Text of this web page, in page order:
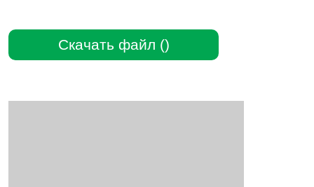
Скачать файл ()